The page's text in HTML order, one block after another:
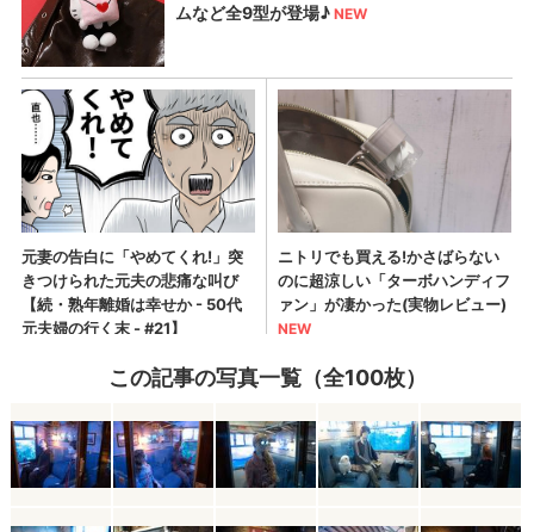
この記事の写真一覧（全100枚）